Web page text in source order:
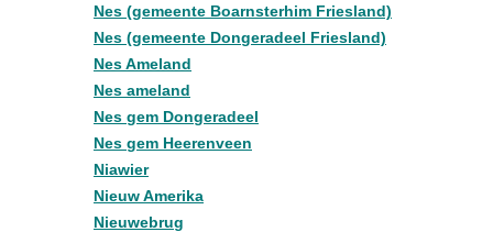
Nes (gemeente Boarnsterhim Friesland)
Nes (gemeente Dongeradeel Friesland)
Nes Ameland
Nes ameland
Nes gem Dongeradeel
Nes gem Heerenveen
Niawier
Nieuw Amerika
Nieuwebrug